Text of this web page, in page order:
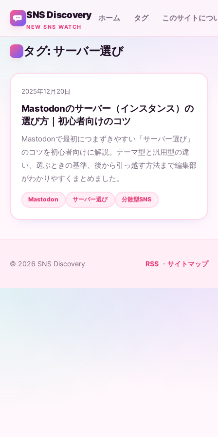
SNS Discovery
NEW SNS WATCH
ホーム タグ このサイトにつ
タグ: サーバー選び
2025年12月20日
Mastodonのサーバー（インスタンス）の
選び方｜初心者向けのコツ
Mastodonで最初につまずきやすい「サーバー選び」
のコツを初心者向けに解説。テーマ型と汎用型の違
い、選ぶときの基準、後から引っ越す方法まで編集部
がわかりやすくまとめました。
Mastodon サーバー選び 分散型SNS
© 2026 SNS Discovery RSS ・ サイトマップ